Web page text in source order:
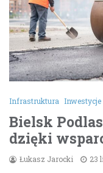
Infrastruktura
Bielsk
dzięki
Łukasz Jarocki 23